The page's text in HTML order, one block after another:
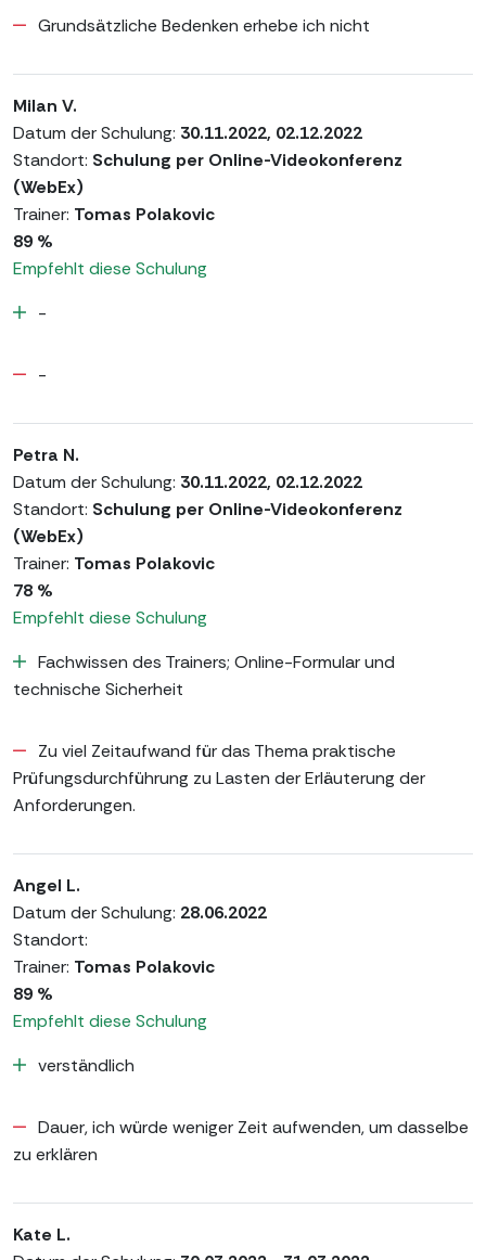
Grundsätzliche Bedenken erhebe ich nicht
Milan V.
Datum der Schulung: 30.11.2022, 02.12.2022
Standort: Schulung per Online-Videokonferenz
(WebEx)
Trainer: Tomas Polakovic
89 %
Empfehlt diese Schulung
-
-
Petra N.
Datum der Schulung: 30.11.2022, 02.12.2022
Standort: Schulung per Online-Videokonferenz
(WebEx)
Trainer: Tomas Polakovic
78 %
Empfehlt diese Schulung
Fachwissen des Trainers; Online-Formular und
technische Sicherheit
Zu viel Zeitaufwand für das Thema praktische
Prüfungsdurchführung zu Lasten der Erläuterung der
Anforderungen.
Angel L.
Datum der Schulung: 28.06.2022
Standort:
Trainer: Tomas Polakovic
89 %
Empfehlt diese Schulung
verständlich
Dauer, ich würde weniger Zeit aufwenden, um dasselbe
zu erklären
Kate L.